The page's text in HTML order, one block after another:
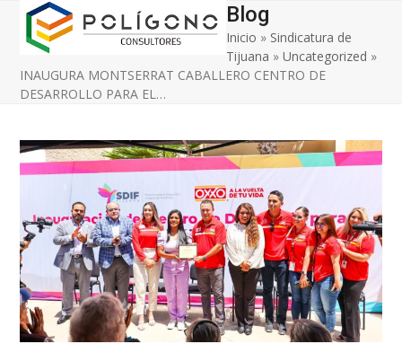
Skip
content
Open
mobile
menu
Close
mobile
menu
Blog
Inicio » Sindicatura de
Tijuana »Uncategorized »
INAUGURA MONTSERRAT CABALLERO CENTRO DE
DESARROLLO PARA EL…